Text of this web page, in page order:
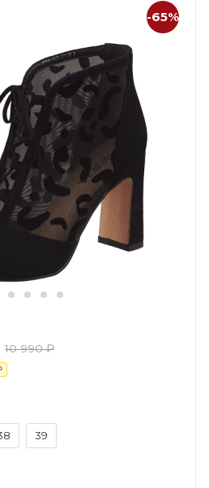
-65%
10 990₽
39